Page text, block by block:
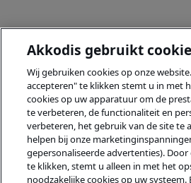
Akkodis gebruikt
Wij gebruiken cookies op onze
accepteren" te klikken stemt u in met
cookies op uw apparatuur om de
te verbeteren, de functionaliteit en
verbeteren, het gebruik van de site te
helpen bij onze
gepersonaliseerde advertenties). Door
te klikken, stemt u alleen in met het
noodzakelijke cookies op uw systeem.